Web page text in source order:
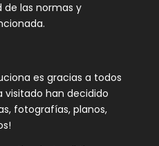
las normas y
es gracias a todos
visitado han decidido
fotografías, planos,